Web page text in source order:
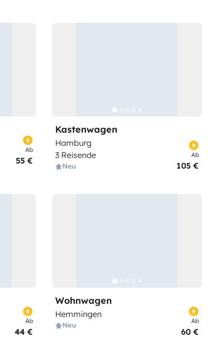
Ab
55 €
Kastenwagen
Hamburg
3 Reisende
Neu
Ab
105 €
Ab
44 €
Wohnwagen
Hemmingen
Neu Ab
60 €